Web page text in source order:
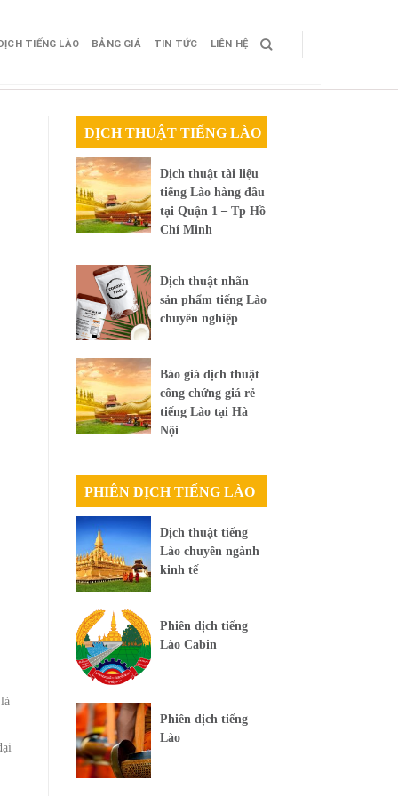
TIẾNG LÀO BẢNG GIÁ TIN TỨC LIÊN HỆ
DỊCH THUẬT TIẾNG LÀO
Dịch thuật tài liệu
tiếng Lào hàng đầu
tại Quận 1 – Tp Hồ
Chí Minh
Dịch thuật nhãn
sản phẩm tiếng Lào
chuyên nghiệp
Báo giá dịch thuật
công chứng giá rẻ
tiếng Lào tại Hà
Nội
PHIÊN DỊCH TIẾNG LÀO
Dịch thuật tiếng
Lào chuyên ngành
kinh tế
Phiên dịch tiếng
Lào Cabin
Phiên dịch tiếng
Lào